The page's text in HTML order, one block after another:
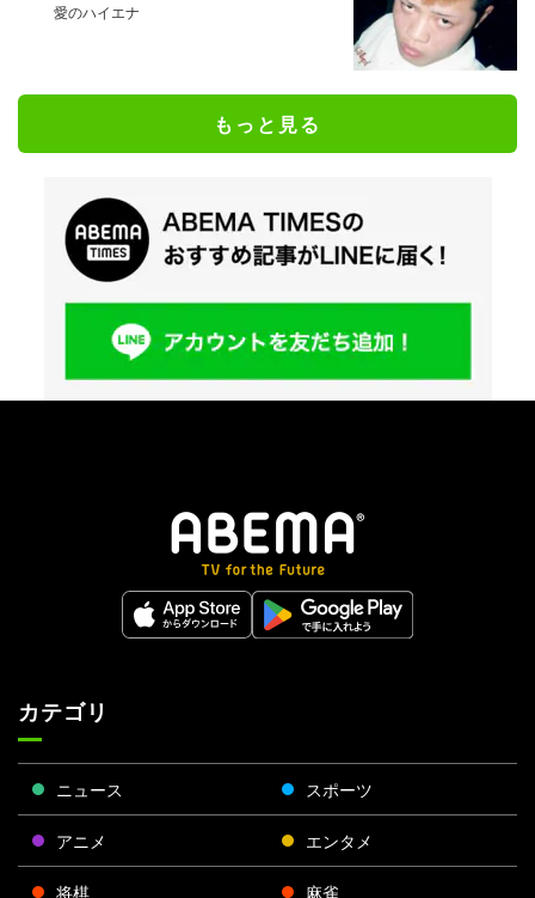
愛のハイエナ
もっと見る
カテゴリ
ニュース スポーツ
アニメ エンタメ
将棋 麻雀